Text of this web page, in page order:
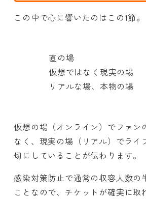
この中で心に響いたのはこの1節。
直の場
仮想ではなく現実の場
リアルな場、本物の場
仮想の場（オンライン）でファン
なく、現実の場（リアル）でライ
切にしていることが伝わります。
感染対策防止で通常の収容人数の
ことなので、チケットが確実に取